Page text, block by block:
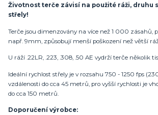
Životnost terče závisí na použité ráži, druhu
střely!
Terče jsou dimenzovány na více než 1 000 zásahů,
např. 9mm, způsobují menší poškození než větší
U ráží .22LR, .223, .308, .50 AE vydrží terče několik
Ideální rychlost střely je v rozsahu 750 - 1250 fps
vzdálenosti do cca 45 metrů, pro vyšší rychlosti je
do cca 150 metrů.
Doporučení výrobce: